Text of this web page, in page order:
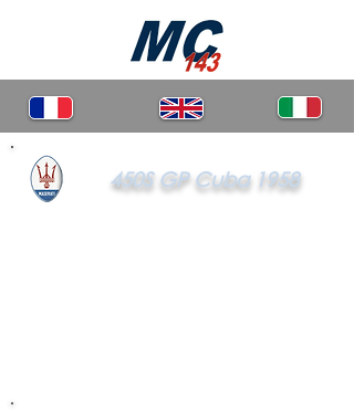
450S GP Cuba 1958